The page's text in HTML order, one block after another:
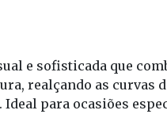
e sofisticada que
realçando as curvas
para ocasiões